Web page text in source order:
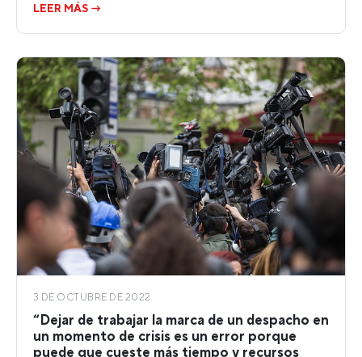
LEER MÁS →
3 DE OCTUBRE DE 2022
“Dejar de trabajar la marca de un despacho en
un momento de crisis es un error porque
puede que cueste más tiempo y recursos